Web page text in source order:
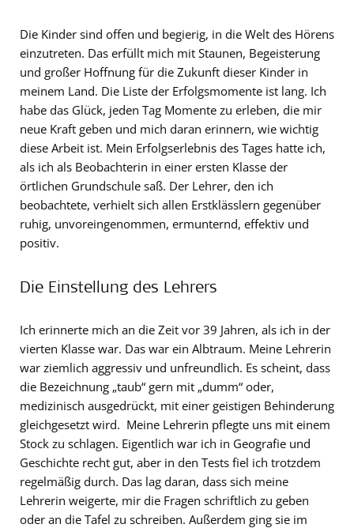
Die Kinder sind offen und begierig, in die Welt des Hörens
einzutreten. Das erfüllt mich mit Staunen, Begeisterung
und großer Hoffnung für die Zukunft dieser Kinder in
meinem Land. Die Liste der Erfolgsmomente ist lang. Ich
habe das Glück, jeden Tag Momente zu erleben, die mir
neue Kraft geben und mich daran erinnern, wie wichtig
diese Arbeit ist. Mein Erfolgserlebnis des Tages hatte ich,
als ich als Beobachterin in einer ersten Klasse der
örtlichen Grundschule saß. Der Lehrer, den ich
beobachtete, verhielt sich allen Erstklässlern gegenüber
ruhig, unvoreingenommen, ermunternd, effektiv und
positiv.
Die Einstellung des Lehrers
Ich erinnerte mich an die Zeit vor 39 Jahren, als ich in der
vierten Klasse war. Das war ein Albtraum. Meine Lehrerin
war ziemlich aggressiv und unfreundlich. Es scheint, dass
die Bezeichnung „taub“ gern mit „dumm“ oder,
medizinisch ausgedrückt, mit einer geistigen Behinderung
gleichgesetzt wird. Meine Lehrerin pflegte uns mit einem
Stock zu schlagen. Eigentlich war ich in Geografie und
Geschichte recht gut, aber in den Tests fiel ich trotzdem
regelmäßig durch. Das lag daran, dass sich meine
Lehrerin weigerte, mir die Fragen schriftlich zu geben
oder an die Tafel zu schreiben. Außerdem ging sie im